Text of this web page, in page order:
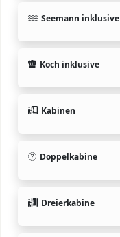
Seemann inklusive
Koch inklusive
Kabinen
Doppelkabine
Dreierkabine